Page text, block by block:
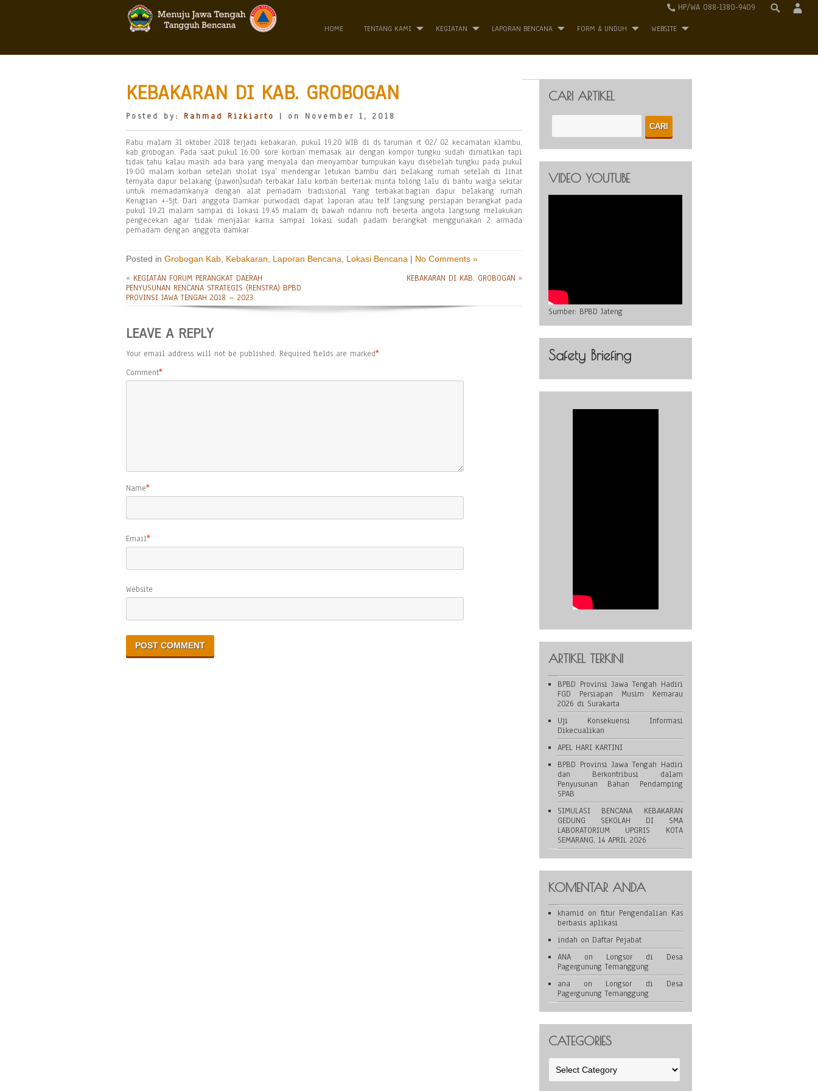
HP/WA 088-1380-9409
HOME TENTANG KAMI KEGIATAN LAPORAN BENCANA FORM & UNDUH WEBSITE
KEBAKARAN DI KAB. GROBOGAN
Posted by: Rahmad Rizkiarto | on November 1, 2018
Rabu malam 31 oktober 2018 terjadi kebakaran, pukul 19.20 WIB di ds taruman rt 02/ 02 kecamatan klambu,
kab grobogan. Pada saat pukul 16.00 sore korban memasak air dengan kompor tungku sudah dimatikan tapi
tidak tahu kalau masih ada bara yang menyala dan menyambar tumpukan kayu disebelah tungku pada pukul
19.00 malam korban setelah sholat isya’ mendengar letukan bambu dari belakang rumah setelah di lihat
ternyata dapur belakang (pawon)sudah terbakar lalu korban berteriak minta tolong lalu di bantu warga sekitar
untuk memadamkanya dengan alat pemadam tradisional Yang terbakar:bagian dapur belakang rumah
Kerugian +-5jt. Dari anggota Damkar purwodadi dapat laporan atau telf langsung persiapan berangkat pada
pukul 19.21 malam sampai di lokasi 19.45 malam di bawah ndanru nofi beserta angota langsung melakukan
pengecekan agar tidak menjalar karna sampai lokasi sudah padam berangkat menggunakan 2 armada
pemadam dengan anggota damkar
Posted in Grobogan Kab Kebakaran Laporan Bencana Lokasi Bencana | No Comments »
« KEGIATAN FORUM PERANGKAT DAERAH
PENYUSUNAN RENCANA STRATEGIS (RENSTRA) BPBD
PROVINSI JAWA TENGAH 2018 – 2023
KEBAKARAN DI KAB. GROBOGAN »
LEAVE A REPLY
Your email address will not be published. Required fields are marked*
Comment*
Name*
Email*
Website
CARI ARTIKEL
VIDEO YOUTUBE
Sumber: BPBD Jateng
Safety Briefing
ARTIKEL TERKINI
BPBD Provinsi Jawa Tengah Hadiri
FGD Persiapan Musim Kemarau
2026 di Surakarta
Uji Konsekuensi Informasi
Dikecualikan
APEL HARI KARTINI
BPBD Provinsi Jawa Tengah Hadiri
dan Berkontribusi dalam
Penyusunan Bahan Pendamping
SPAB
SIMULASI BENCANA KEBAKARAN
GEDUNG SEKOLAH DI SMA
LABORATORIUM UPGRIS KOTA
SEMARANG, 14 APRIL 2026
KOMENTAR ANDA
khamid on fitur Pengendalian Kas
berbasis aplikasi
indah on Daftar Pejabat
ANAon Longsor di Desa
Pagergunung Temanggung
ana on Longsor di Desa
Pagergunung Temanggung
CATEGORIES
Categories